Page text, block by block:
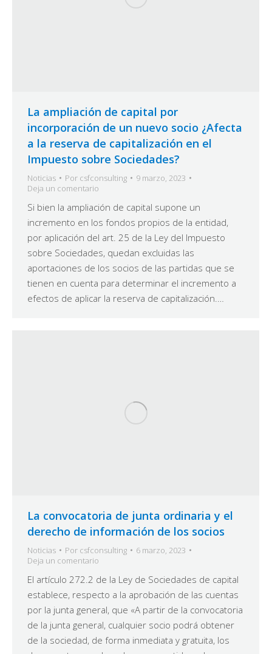
La ampliación de capital por
incorporación de un nuevo socio ¿Afecta
a la reserva de capitalización en el
Impuesto sobre Sociedades?
Noticias Por csfconsulting
9 marzo, 2023
Deja un comentario
Si bien la ampliación de capital supone un
incremento en los fondos propios de la entidad,
por aplicación del art. 25 de la Ley del Impuesto
sobre Sociedades, quedan excluidas las
aportaciones de los socios de las partidas que se
tienen en cuenta para determinar el incremento a
efectos de aplicar la reserva de capitalización.…
La convocatoria de junta ordinaria y el
derecho de información de los socios
Noticias Por csfconsulting
6 marzo, 2023
Deja un comentario
El artículo 272.2 de la Ley de Sociedades de capital
establece, respecto a la aprobación de las cuentas
por la junta general, que «A partir de la convocatoria
de la junta general, cualquier socio podrá obtener
de la sociedad, de forma inmediata y gratuita, los